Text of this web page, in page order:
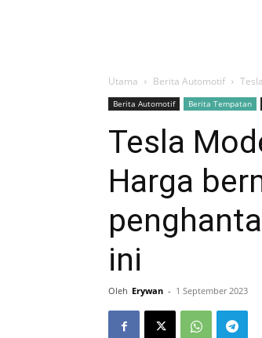
Utama Berita Automotif
Berita Automotif Berita Tempatan
Tesla
Harga
ini
Oleh Erywan - 1 September 2023